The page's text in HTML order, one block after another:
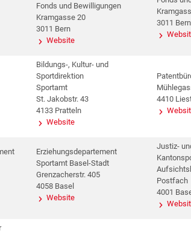
Fonds und Bewilligungen
Kramgasse 20
3011 Bern
Website
3011 Bern
Bildungs-, Kultur- und
Sportdirektion
Sportamt
St. Jakobstr. 43
4133 Pratteln
Website
4410
Erziehungsdepartement
Sportamt Basel-Stadt
Grenzacherstr. 405
4058 Basel
Website
Justiz-
Postfach
4001